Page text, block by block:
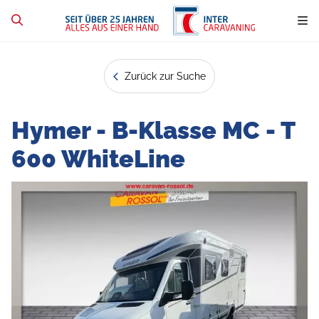
Zurück zur Suche
Hymer - B-Klasse MC - T
600 WhiteLine